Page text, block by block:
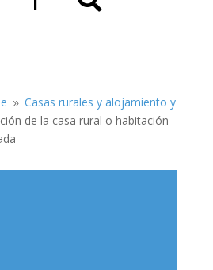
9 Casas rurales y alojamiento y
de la casa rural o habitación